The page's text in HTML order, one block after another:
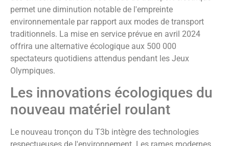
permet une diminution notable de l'empreinte
environnementale par rapport aux modes de transport
traditionnels. La mise en service prévue en avril 2024
offrira une alternative écologique aux 500 000
spectateurs quotidiens attendus pendant les Jeux
Olympiques.
Les innovations écologiques du
nouveau matériel roulant
Le nouveau tronçon du T3b intègre des technologies